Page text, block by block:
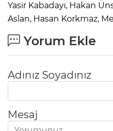
Yasir Kabadayı, Hakan
Aslan, Hasan Korkmaz,
Yorum Ekle
Adınız Soyadınız
Mesaj